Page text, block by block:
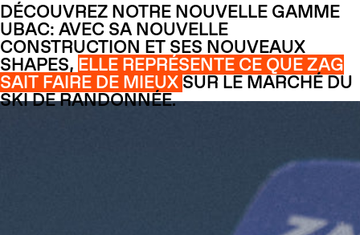
DÉCOUVREZ NOTRE NOUVELLE GAMME
UBAC: AVEC SA NOUVELLE
CONSTRUCTION ET SES NOUVEAUX
SHAPES, ELLE REPRÉSENTE CE QUE ZAG
SAIT FAIRE DE MIEUX SUR LE MARCHÉ DU
SKI DE RANDONNÉE.